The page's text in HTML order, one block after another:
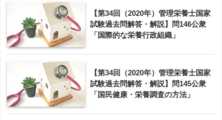
【第34回（2020年）管理栄養士国家
試験過去問解答・解説】問146公衆
「国際的な栄養行政組織」
【第34回（2020年）管理栄養士国家
試験過去問解答・解説】問145公衆
「国民健康・栄養調査の方法」